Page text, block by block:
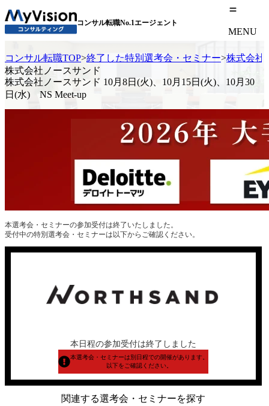
コンサル転職No.1エージェント
MENU
コンサル転職TOP>終了した特別選考会・セミナー>株式会社
株式会社ノースサンド
株式会社ノースサンド 10月8日(火)、10月15日(火)、10月30
日(水) NS Meet-up
本選考会・セミナーの参加受付は終了いたしました。
受付中の特別選考会・セミナーは以下からご確認ください。
本日程の参加受付は終了しました
本選考会・セミナーは別日程での開催があります。
以下をご確認ください。
関連する選考会・セミナーを探す